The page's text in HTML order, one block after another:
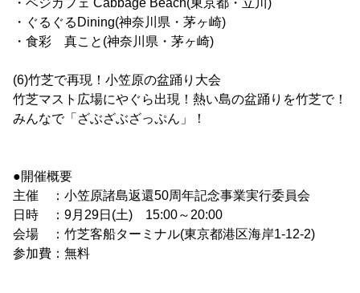
・ベジカフェ Cabbage Beach(東京都・立川)
・ぐるぐるDining(神奈川県・茅ヶ崎)
・食彩 真こと(神奈川県・茅ヶ崎)
(6)竹芝で再現！小笠原の盆踊り大会
竹芝マスト広場にやぐら出現！熱い島の盆踊りを竹芝で！
みんなで「ざぶざぶざっぷん」！
●開催概要
主催 ：小笠原諸島返還50周年記念事業実行委員会
日時 ：9月29日(土) 15:00～20:00
会場 ：竹芝客船ターミナル(東京都港区海岸1-12-2)
参加費：無料